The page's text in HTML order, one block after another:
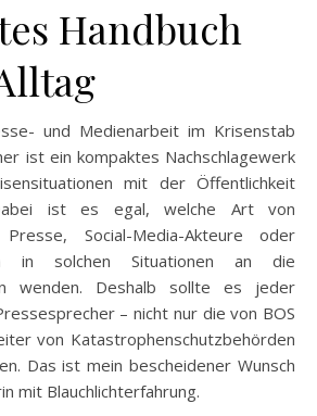
Handbuch
und Medienarbeit im Krisenstab
ist ein kompaktes Nachschlagewerk
mit der Öffentlichkeit
ist es egal, welche Art von
Social-Media-Akteure oder
in solchen Situationen an die
wenden. Deshalb sollte es jeder
– nicht nur die von BOS
von Katastrophenschutzbehörden
Das ist mein bescheidener Wunsch
mit Blauchlichterfahrung.